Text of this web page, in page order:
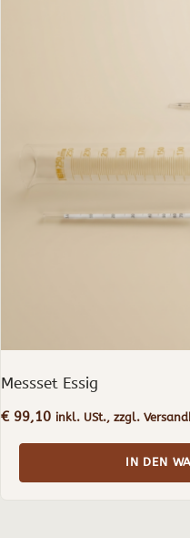
Messset Essig
€99,10 inkl. USt., zzgl.
IN DEN